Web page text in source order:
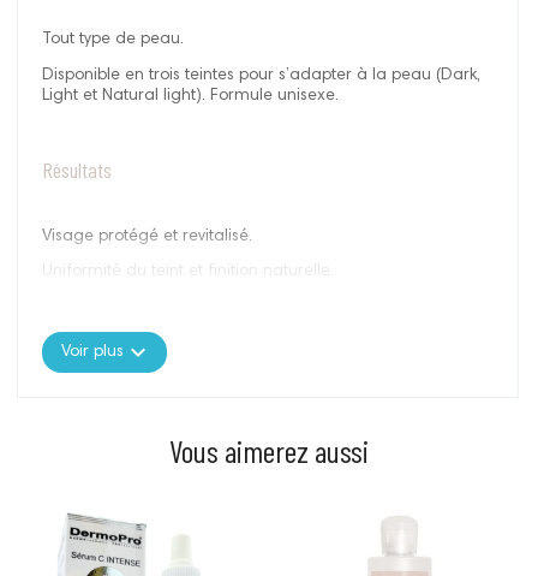
Tout type de peau.
Disponible en trois teintes pour s’adapter à la peau (Dark,
Light et Natural light). Formule unisexe.
Résultats
Visage protégé et revitalisé.
Uniformité du teint et finition naturelle.
instantanément estompées.
Peau douce et veloutée.
Actifs significatifs
PURE BAMBOO : anti-âgequi
combat le vieillissement prématuré et aide à prévenir le
Voir plus expand_more
Vous aimerez aussi